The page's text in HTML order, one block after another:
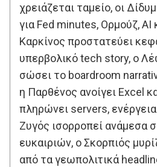
χρειάζεται ταμείο, οι
για Fed minutes, Ορμούζ, AI
Καρκίνος προστατεύει
υπερβολικό tech story, ο
σώσει το boardroom
η Παρθένος ανοίγει Excel
πληρώνει servers,
Ζυγός ισορροπεί ανάμεσα
ευκαιριών, ο Σκορπιός
από τα γεωπολιτικά